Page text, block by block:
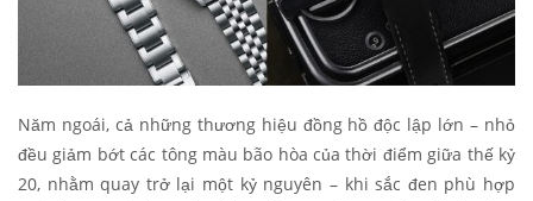
Năm ngoái, cả những thương hiệu đồng hồ độc lập lớn – nhỏ
đều giảm bớt các tông màu bão hòa của thời điểm giữa thế kỷ
20, nhằm quay trở lại một kỷ nguyên – khi sắc đen phù hợp